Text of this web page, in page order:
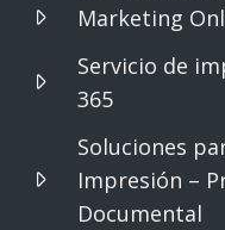
Marketing
Servicio de
365
Soluciones
Impresión –
Documental